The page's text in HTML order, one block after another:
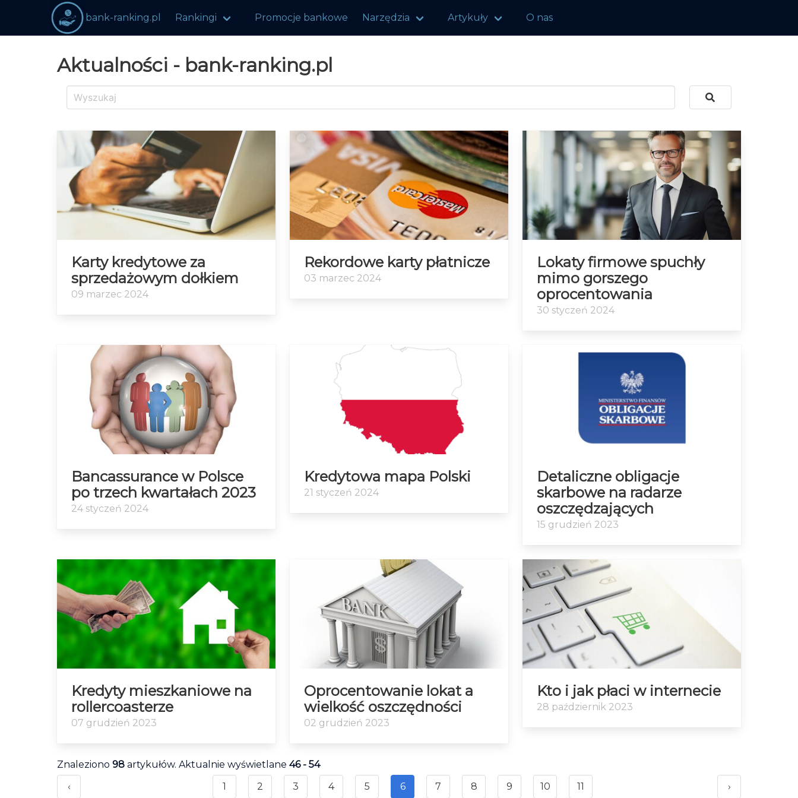
bank-ranking.pl Rankingi Promocje bankowe Narzędzia Artykuły O nas
Aktualności - bank-ranking.pl
Karty kredytowe za
sprzedażowym dołkiem
09 marzec 2024
Rekordowe karty płatnicze
03 marzec 2024
Lokaty firmowe spuchły
mimo gorszego
oprocentowania
30 styczeń 2024
Bancassurance w Polsce
po trzech kwartałach 2023
24 styczeń 2024
Kredytowa mapa Polski
21 styczeń 2024
Detaliczne obligacje
skarbowe na radarze
oszczędzających
15 grudzień 2023
Kredyty mieszkaniowe na
rollercoasterze
07 grudzień 2023
Oprocentowanie lokat a
wielkość oszczędności
02 grudzień 2023
Kto i jak płaci w internecie
28 październik 2023
Znaleziono 98 artykułów. Aktualnie wyświetlane 46 - 54
‹
1 2 3 4 5 6 7 8 9 10 11 ›